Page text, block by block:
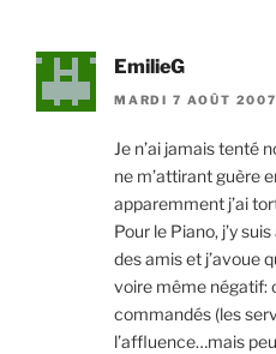
EmilieG
MARDI 7 AOÛT
Je n’ai jamais tenté
ne m’attirant guère
apparemment j’ai
Pour le Piano, j’y
des amis et j’avoue
voire même négatif:
commandés (les
l’affluence…mais